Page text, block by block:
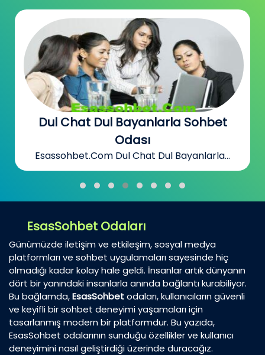
Dul Chat Dul Bayanlarla Sohbet
Odası
Esassohbet.Com Dul Chat Dul Bayanlarla...
EsasSohbet Odaları
Günümüzde iletişim ve etkileşim, sosyal medya
platformları ve sohbet uygulamaları sayesinde hiç
olmadığı kadar kolay hale geldi. İnsanlar artık dünyanın
dört bir yanındaki insanlarla anında bağlantı kurabiliyor.
Bu bağlamda,EsasSohbetodaları, kullanıcıların güvenli
ve keyifli bir sohbet deneyimi yaşamaları için
tasarlanmış modern bir platformdur. Bu yazıda,
EsasSohbet odalarının sunduğu özellikler ve kullanıcı
deneyimini nasıl geliştirdiği üzerinde duracağız.